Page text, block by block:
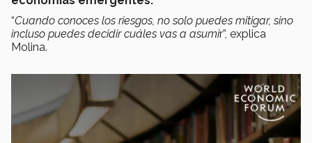
“Cuando conoces los riesgos, no solo puedes mitigar, sino
incluso puedes decidir cuáles vas a asumir”, explica
Molina.